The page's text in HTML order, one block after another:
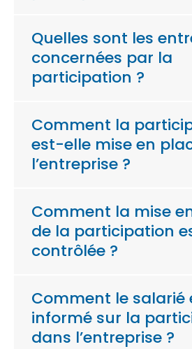
Quelles sont les
concernées par la
participation ?
Comment la
est-elle mise en
l’entreprise ?
Comment la mise
de la participation
contrôlée ?
Comment le salarié
informé sur la
dans l’entreprise ?